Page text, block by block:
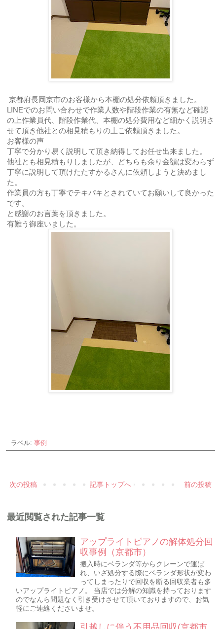
京都府長岡京市のお客様から本棚の処分依頼頂きました。
LINEでのお問い合わせで作業人数や階段作業の有無など確認
の上作業員代、階段作業代、本棚の処分費用など細かく説明さ
せて頂き他社との相見積もりの上ご依頼頂きました。
お客様の声
丁寧で分かり易く説明して頂き納得してお任せ出来ました。
他社とも相見積もりしましたが、どちらも余り金額は変わらず
丁寧に説明して頂けたたすかるさんに依頼しようと決めまし
た。
作業員の方も丁寧でテキパキとされていてお願いして良かった
です。
と感謝のお言葉を頂きました。
有難う御座いました。
ラベル: 事例
次の投稿 前の投稿
記事トップへ
最近閲覧された記事一覧
アップライトピアノの解体処分回
収事例（京都市）
搬入時にベランダ等からクレーンで運ば
れ、いざ処分する際にベランダ形状が変わ
ってしまったりで回収を断る回収業者も多
いアップライトピアノ。 当店では分解の知識を持っております
のでなんら問題なく引き受けさせて頂いておりますので、お気
軽にご連絡くださいませ。